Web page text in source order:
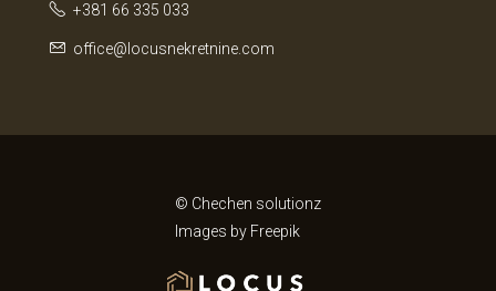
+381 66 335 033
office@locusnekretnine.com
© Chechen solutionz
Images by Freepik